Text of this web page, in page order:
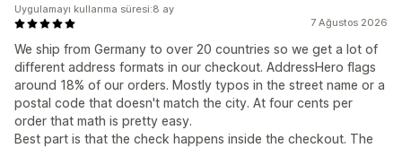
7 Ağustos 2026
We ship from Germany to over 20 countries so we get a lot of
different address formats in our checkout. AddressHero flags
around 18% of our orders. Mostly typos in the street name or a
postal code that doesn't match the city. At four cents per
order that math is pretty easy.
Best part is that the check happens inside the checkout. The
Uygulamayı kullanma süresi:8 ay